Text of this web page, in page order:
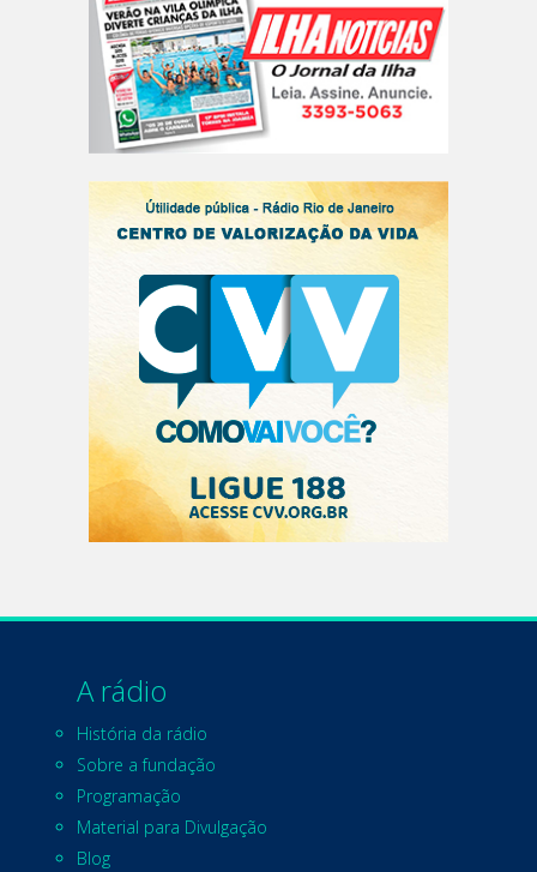
A rádio
História da rádio
Sobre a fundação
Programação
Material para Divulgação
Blog